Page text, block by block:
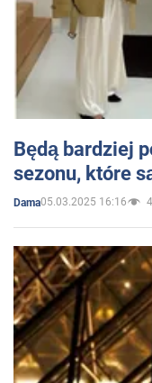
Będą bardziej
sezonu, które
Dama05.03.2025 16:16 4